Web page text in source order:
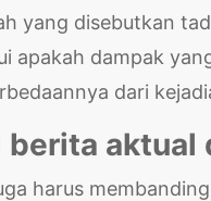
yang disebutkan
apakah dampak
dari
berita aktual
harus